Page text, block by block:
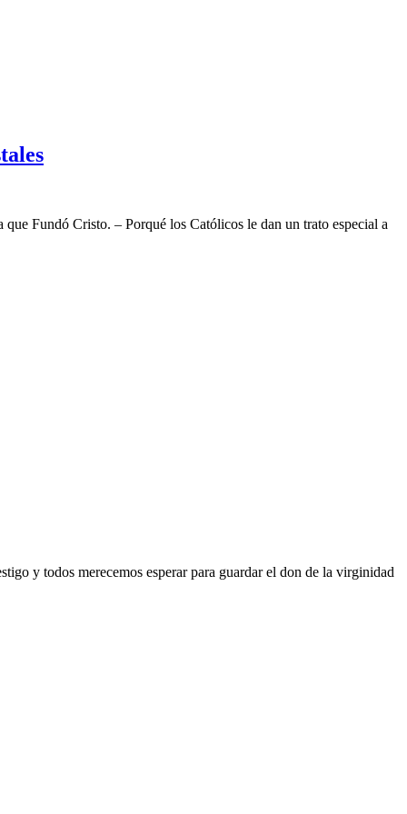
Fundó Cristo. – Porqué los Católicos le dan un trato especial a
y todos merecemos esperar para guardar el don de la virginidad